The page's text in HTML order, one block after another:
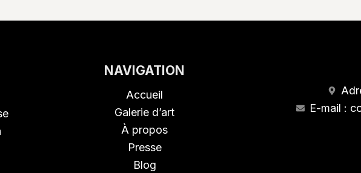
NAVIGATION
Accueil
Galerie d’art
À propos
Presse
Blog
E-mail :